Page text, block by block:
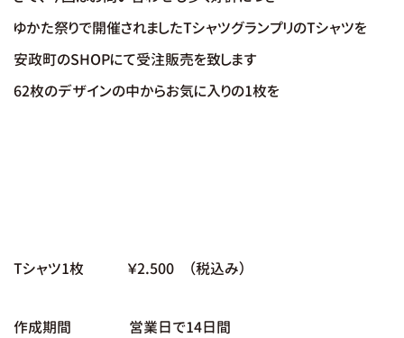
ゆかた祭りで開催されましたTシャツグランプリのTシャツを
安政町のSHOPにて受注販売を致します
62枚のデザインの中からお気に入りの1枚を
Tシャツ1枚 ￥2.500 （税込み）
作成期間 営業日で14日間